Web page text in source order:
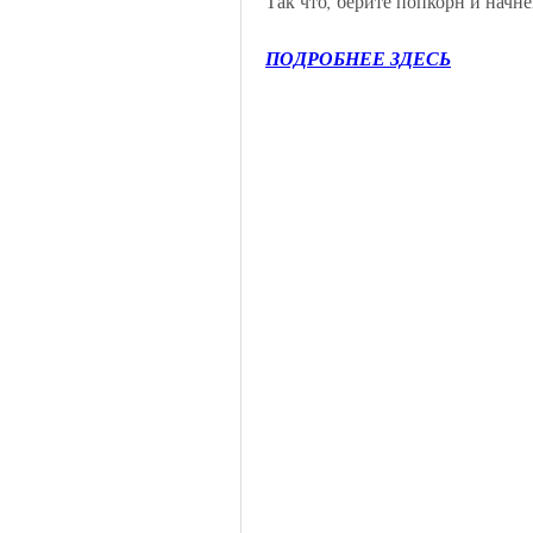
ПОДРОБНЕЕ ЗДЕСЬ